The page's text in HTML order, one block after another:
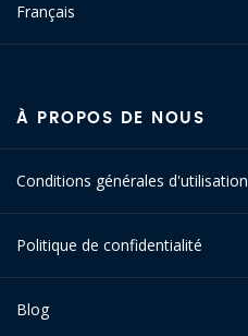
Français
À PROPOS DE NOUS
Conditions générales d'utilisation
Politique de confidentialité
Blog